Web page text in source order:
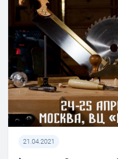
21.04.2021